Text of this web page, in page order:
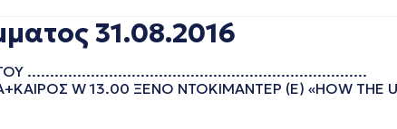
31.08.2016
...........................................................................
W 13.00 ΞΕΝΟ ΝΤΟΚΙΜΑΝΤΕΡ (Ε) «HOW THE